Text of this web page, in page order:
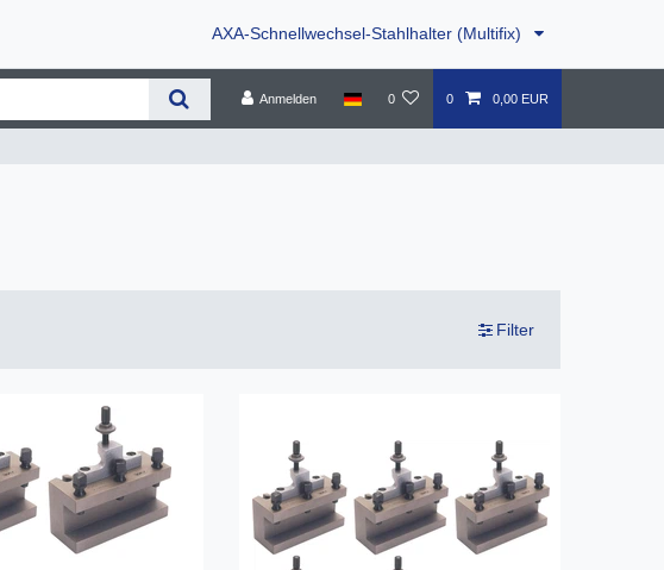
AXA-Schnellwechsel-Stahlhalter (Multifix)
Anmelden 0 0 0,00 EUR
Filter